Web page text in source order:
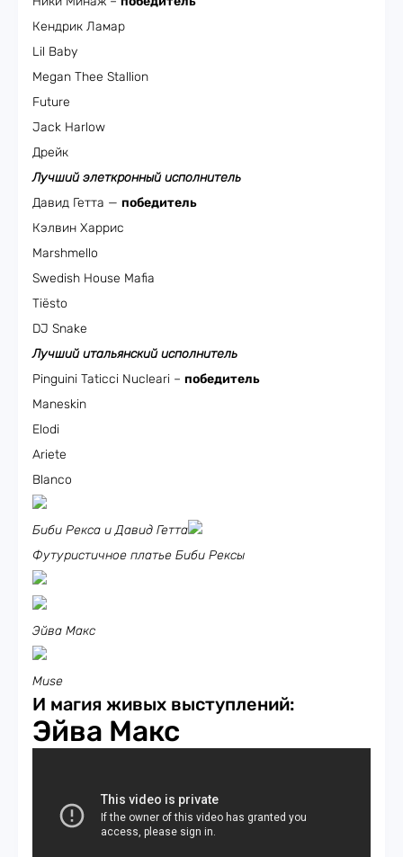
Кендрик Ламар
Lil Baby
Megan Thee Stallion
Future
Jack Harlow
Дрейк
Лучший элеткронный исполнитель
Давид Гетта — победитель
Кэлвин Харрис
Marshmello
Swedish House Mafia
Tiësto
DJ Snake
Лучший итальянский исполнитель
Pinguini Taticci Nucleari – победитель
Maneskin
Elodi
Ariete
Blanco
Биби Рекса и Давид Гетта
Футуристичное платье Биби Рексы
Эйва Макс
Muse
И магия живых выступлений:
Эйва Макс